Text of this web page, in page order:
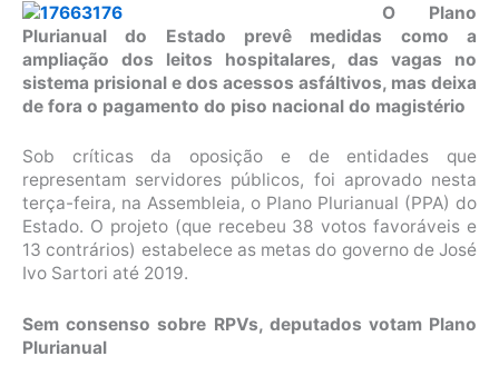
O Plano
Plurianual do Estado prevê medidas como a
ampliação dos leitos hospitalares, das vagas no
sistema prisional e dos acessos asfáltivos, mas deixa
de fora o pagamento do piso nacional do magistério
Sob críticas da oposição e de entidades que
representam servidores públicos, foi aprovado nesta
terça-feira, na Assembleia, o Plano Plurianual (PPA) do
Estado. O projeto (que recebeu 38 votos favoráveis e
13 contrários) estabelece as metas do governo de José
Ivo Sartori até 2019.
Sem consenso sobre RPVs, deputados votam Plano
Plurianual